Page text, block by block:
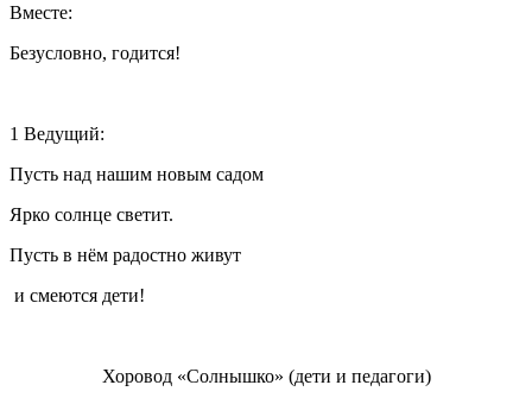
Вместе:
Безусловно, годится!
1 Ведущий:
Пусть над нашим новым садом
Ярко солнце светит.
Пусть в нём радостно живут
и смеются дети!
Хоровод «Солнышко» (дети и педагоги)